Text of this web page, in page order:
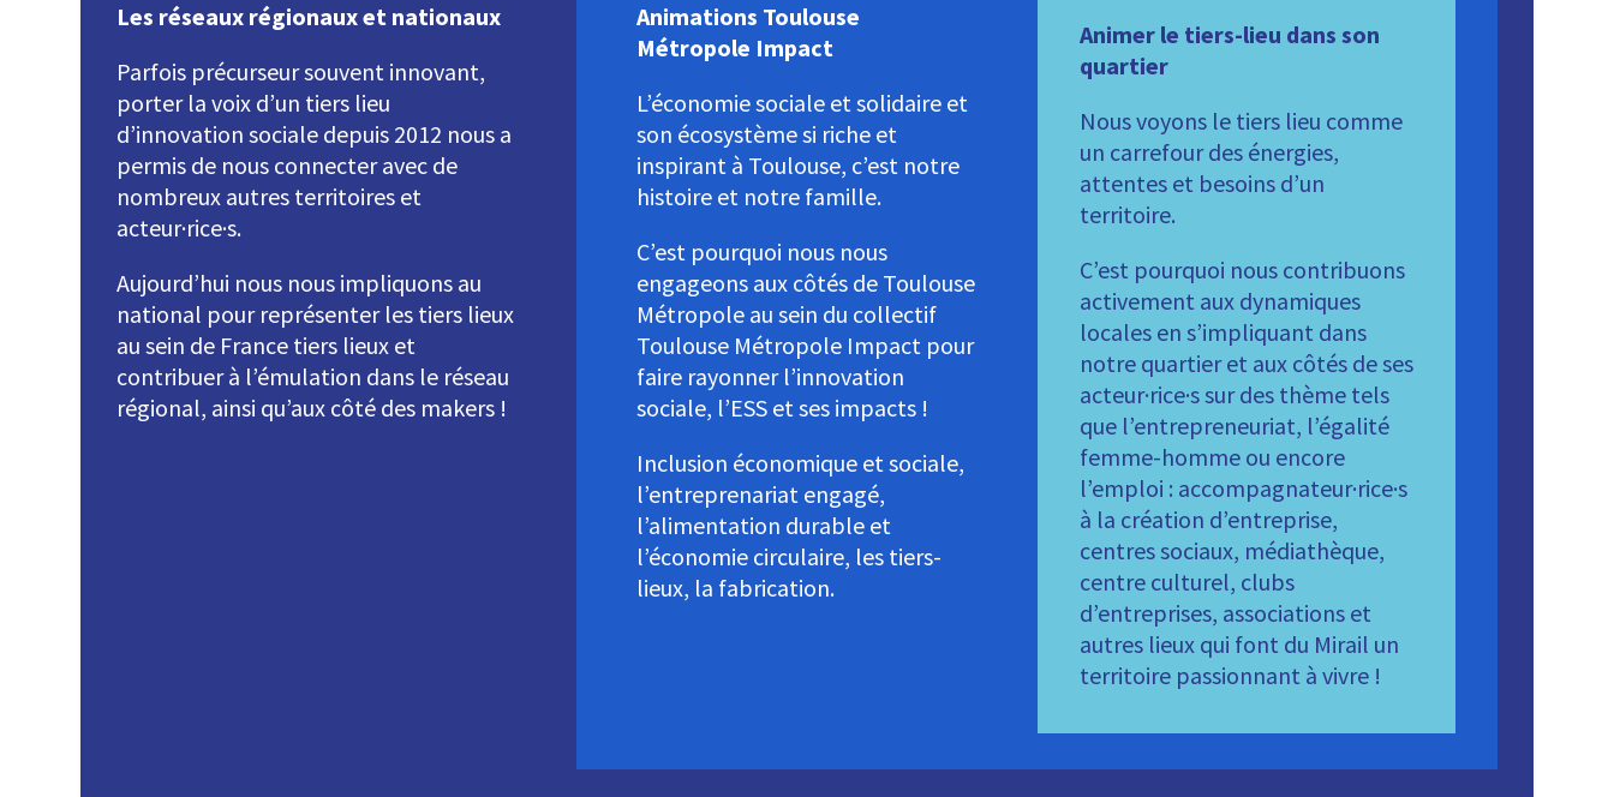
Les réseaux régionaux et nationaux
Parfois précurseur souvent innovant,
porter la voix d’un tiers lieu
d’innovation sociale depuis 2012 nous a
permis de nous connecter avec de
nombreux autres territoires et
acteur·rice·s.
Aujourd’hui nous nous impliquons au
national pour représenter les tiers lieux
au sein de France tiers lieux et
contribuer à l’émulation dans le réseau
régional, ainsi qu’aux côté des makers !
Animations Toulouse
Métropole Impact
L’économie sociale et solidaire et
son écosystème si riche et
inspirant à Toulouse, c’est notre
histoire et notre famille.
C’est pourquoi nous nous
engageons aux côtés de Toulouse
Métropole au sein du collectif
Toulouse Métropole Impact pour
faire rayonner l’innovation
sociale, l’ESS et ses impacts !
Inclusion économique et sociale,
l’entreprenariat engagé,
l’alimentation durable et
l’économie circulaire, les tiers-
lieux, la fabrication.
Animer le tiers-lieu dans son
quartier
Nous voyons le tiers lieu comme
un carrefour des énergies,
attentes et besoins d’un
territoire.
C’est pourquoi nous contribuons
activement aux dynamiques
locales en s’impliquant dans
notre quartier et aux côtés de ses
acteur·rice·s sur des thème tels
que l’entrepreneuriat, l’égalité
femme-homme ou encore
l’emploi : accompagnateur·rice·s
à la création d’entreprise,
centres sociaux, médiathèque,
centre culturel, clubs
d’entreprises, associations et
autres lieux qui font du Mirail un
territoire passionnant à vivre !